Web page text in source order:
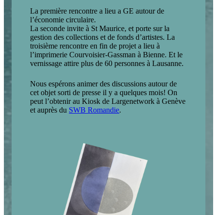
La première rencontre a lieu a GE autour de
l’économie circulaire.
La seconde invite à St Maurice, et porte sur la
gestion des collections et de fonds d’artistes. La
troisième rencontre en fin de projet a lieu à
l’imprimerie Courvoisier-Gassman à Bienne. Et le
vernissage attire plus de 60 personnes à Lausanne.
Nous espérons animer des discussions autour de
cet objet sorti de presse il y a quelques mois! On
peut l’obtenir au Kiosk de Largenetwork à Genève
et auprès du SWB Romandie.